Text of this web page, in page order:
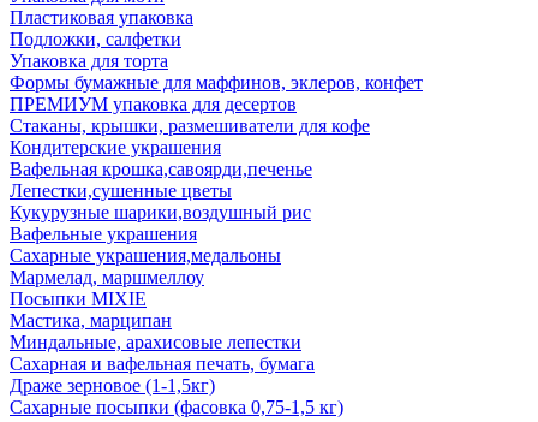
Пластиковая упаковка
Подложки, салфетки
Упаковка для торта
Формы бумажные для маффинов, эклеров, конфет
ПРЕМИУМ упаковка для десертов
Стаканы, крышки, размешиватели для кофе
Кондитерские украшения
Вафельная крошка,савоярди,печенье
Лепестки,сушенные цветы
Кукурузные шарики,воздушный рис
Вафельные украшения
Сахарные украшения,медальоны
Мармелад, маршмеллоу
Посыпки MIXIE
Мастика, марципан
Миндальные, арахисовые лепестки
Сахарная и вафельная печать, бумага
Драже зерновое (1-1,5кг)
Сахарные посыпки (фасовка 0,75-1,5 кг)